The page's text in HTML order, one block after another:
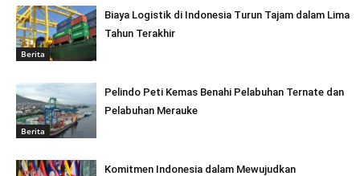
Berita
Biaya Logistik di Indonesia Turun Tajam dalam Lima
Tahun Terakhir
Berita
Pelindo Peti Kemas Benahi Pelabuhan Ternate dan
Pelabuhan Merauke
Komitmen Indonesia dalam Mewujudkan